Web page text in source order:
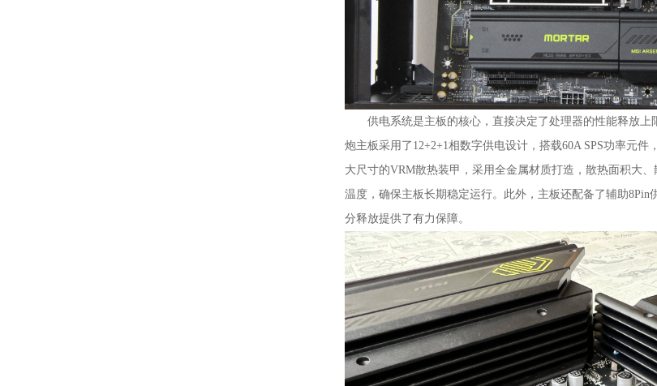
供电系统是主板的核心，直接决定了处理器的性能释放上
炮主板采用了12+2+1相数字供电设计，搭载60A SPS功率元
大尺寸的VRM散热装甲，采用全金属材质打造，散热面积大
温度，确保主板长期稳定运行。此外，主板还配备了辅助
分释放提供了有力保障。